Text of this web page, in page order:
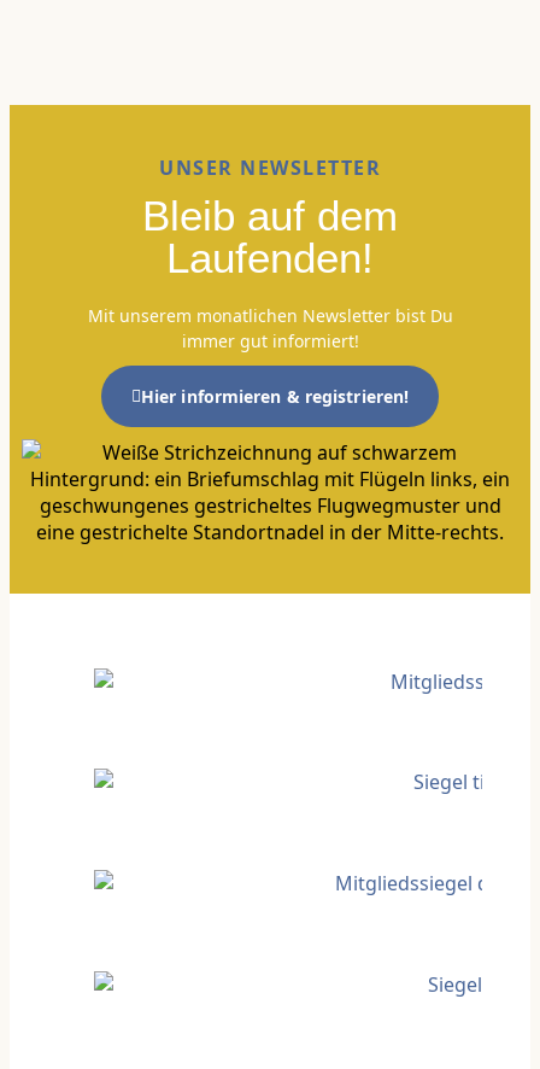
UNSER NEWSLETTER
Bleib auf dem
Laufenden!
Mit unserem monatlichen Newsletter bist Du
immer gut informiert!
Hier informieren & registrieren!